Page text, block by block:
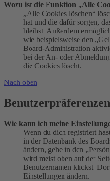
Wozu ist die Funktion „Alle
„Alle Cookies löschen“
hat und die dafür sorgen,
bleibst. Außerdem
wie beispielsweise den
Board-Administration
bei der An- oder
die Cookies löscht.
Nach oben
Wie kann ich meine
Wenn du dich registriert
in der Datenbank des
ändern, gehe in den
wird meist oben auf der
Benutzernamen klickst.
Einstellungen ändern.